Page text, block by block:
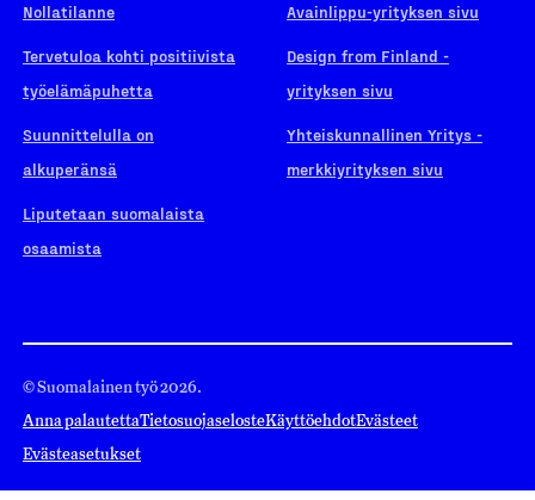
Nollatilanne
Tervetuloa kohti positiivista
työelämäpuhetta
Suunnittelulla on
alkuperänsä
Liputetaan suomalaista
osaamista
Avainlippu-yrityksen sivu
Design from Finland -
yrityksen sivu
Yhteiskunnallinen Yritys -
merkkiyrityksen sivu
© Suomalainen työ 2026.
Anna palautettaTietosuojaselosteKäyttöehdotEvästeet
Evästeasetukset